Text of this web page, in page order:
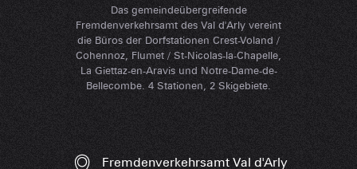
Das gemeindeübergreifende
Fremdenverkehrsamt des Val d'Arly vereint
die Büros der Dorfstationen Crest-Voland /
Cohennoz, Flumet / St-Nicolas-la-Chapelle,
La Giettaz-en-Aravis und Notre-Dame-de-
Bellecombe. 4 Stationen, 2 Skigebiete.
Fremdenverkehrsamt Val d'Arly